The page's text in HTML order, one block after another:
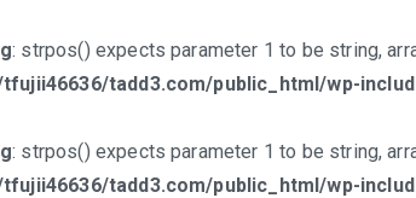
: strpos() expects parameter 1 to be string,
tadd3.com/public_html/wp-
: strpos() expects parameter 1 to be string,
tadd3.com/public_html/wp-